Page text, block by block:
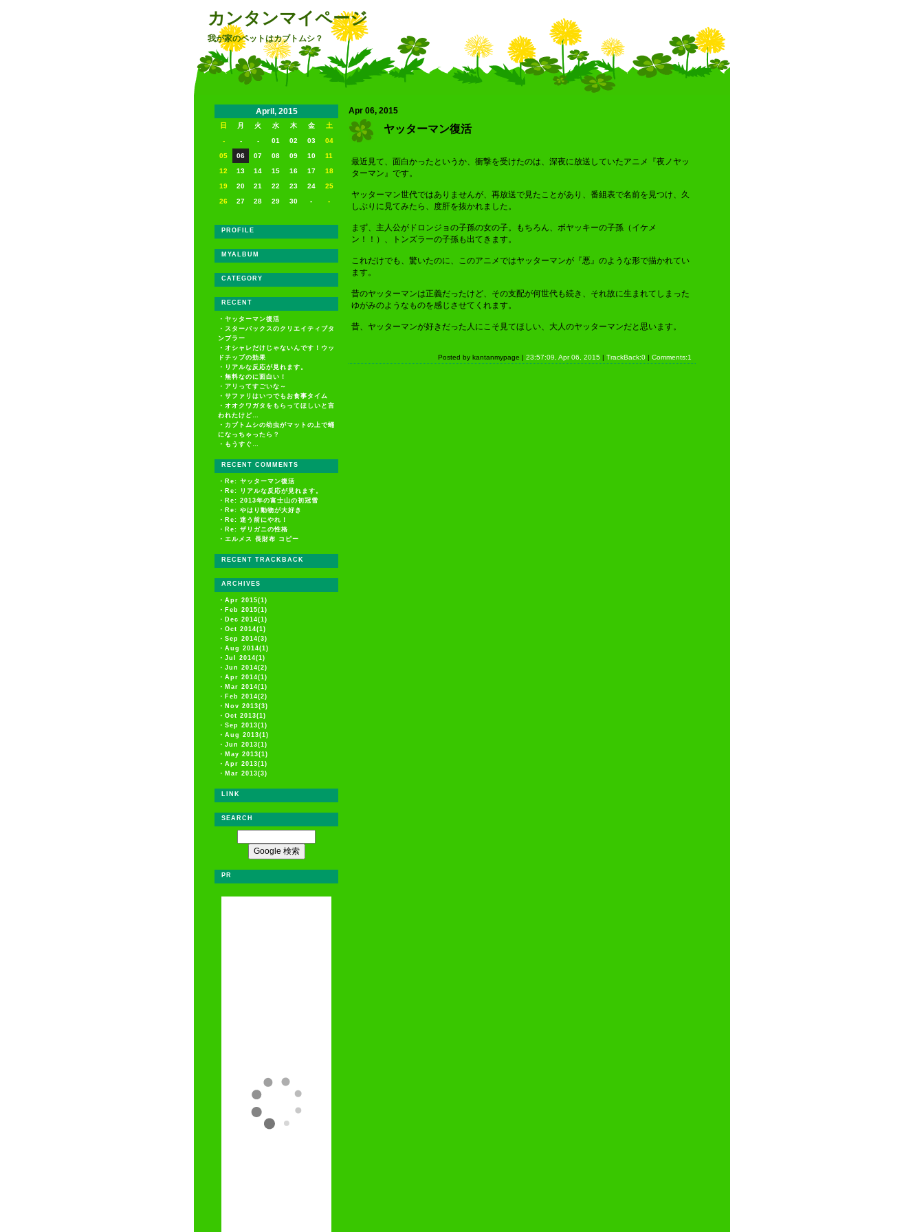
カンタンマイページ
我が家のペットはカブトムシ？
April, 2015
日 月 火 水 木 金
土
-
- - 01 02 03
04
05
06 07 08 09 10
11
12
13 14 15 16 17
18
19
20 21 22 23 24
25
26
27 28 29 30 - -
PROFILE
MYALBUM
CATEGORY
RECENT
・ ヤッターマン復活
・ スターバックスのクリエイティブタ
ンブラー
・ オシャレだけじゃないんです！ウッ
ドチップの効果
・ リアルな反応が見れます。
・ 無料なのに面白い！
・ アリってすごいな～
・ サファリはいつでもお食事タイム
・ オオクワガタをもらってほしいと言
われたけど…
・ カブトムシの幼虫がマットの上で蛹
になっちゃったら？
・ もうすぐ…
RECENT COMMENTS
・ Re: ヤッターマン復活
・ Re: リアルな反応が見れます。
・ Re: 2013年の富士山の初冠雪
・ Re: やはり動物が大好き
・ Re: 迷う前にやれ！
・ Re: ザリガニの性格
・ エルメス 長財布 コピー
RECENT TRACKBACK
ARCHIVES
・ Apr 2015(1)
・ Feb 2015(1)
・ Dec 2014(1)
・ Oct 2014(1)
・ Sep 2014(3)
・ Aug 2014(1)
・ Jul 2014(1)
・ Jun 2014(2)
・ Apr 2014(1)
・ Mar 2014(1)
・ Feb 2014(2)
・ Nov 2013(3)
・ Oct 2013(1)
・ Sep 2013(1)
・ Aug 2013(1)
・ Jun 2013(1)
・ May 2013(1)
・ Apr 2013(1)
・ Mar 2013(3)
LINK
SEARCH
PR
Apr 06, 2015
ヤッターマン復活
最近見て、面白かったというか、衝撃を受けたのは、深夜に放送していたアニメ『夜ノヤッ
ターマン』です。
ヤッターマン世代ではありませんが、再放送で見たことがあり、番組表で名前を見つけ、久
しぶりに見てみたら、度肝を抜かれました。
まず、主人公がドロンジョの子孫の女の子。もちろん、ボヤッキーの子孫（イケメ
ン！！）、トンズラーの子孫も出てきます。
これだけでも、驚いたのに、このアニメではヤッターマンが『悪』のような形で描かれてい
ます。
昔のヤッターマンは正義だったけど、その支配が何世代も続き、それ故に生まれてしまった
ゆがみのようなものを感じさせてくれます。
昔、ヤッターマンが好きだった人にこそ見てほしい、大人のヤッターマンだと思います。
Posted by kantanmypage | 23:57:09, Apr 06, 2015 | TrackBack:0 | Comments:1